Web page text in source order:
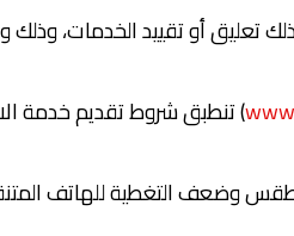
تعليق أو تقييد الخدمات،
) تنطبق شروط تقديم خدمة
وضعف التغطية للهاتف